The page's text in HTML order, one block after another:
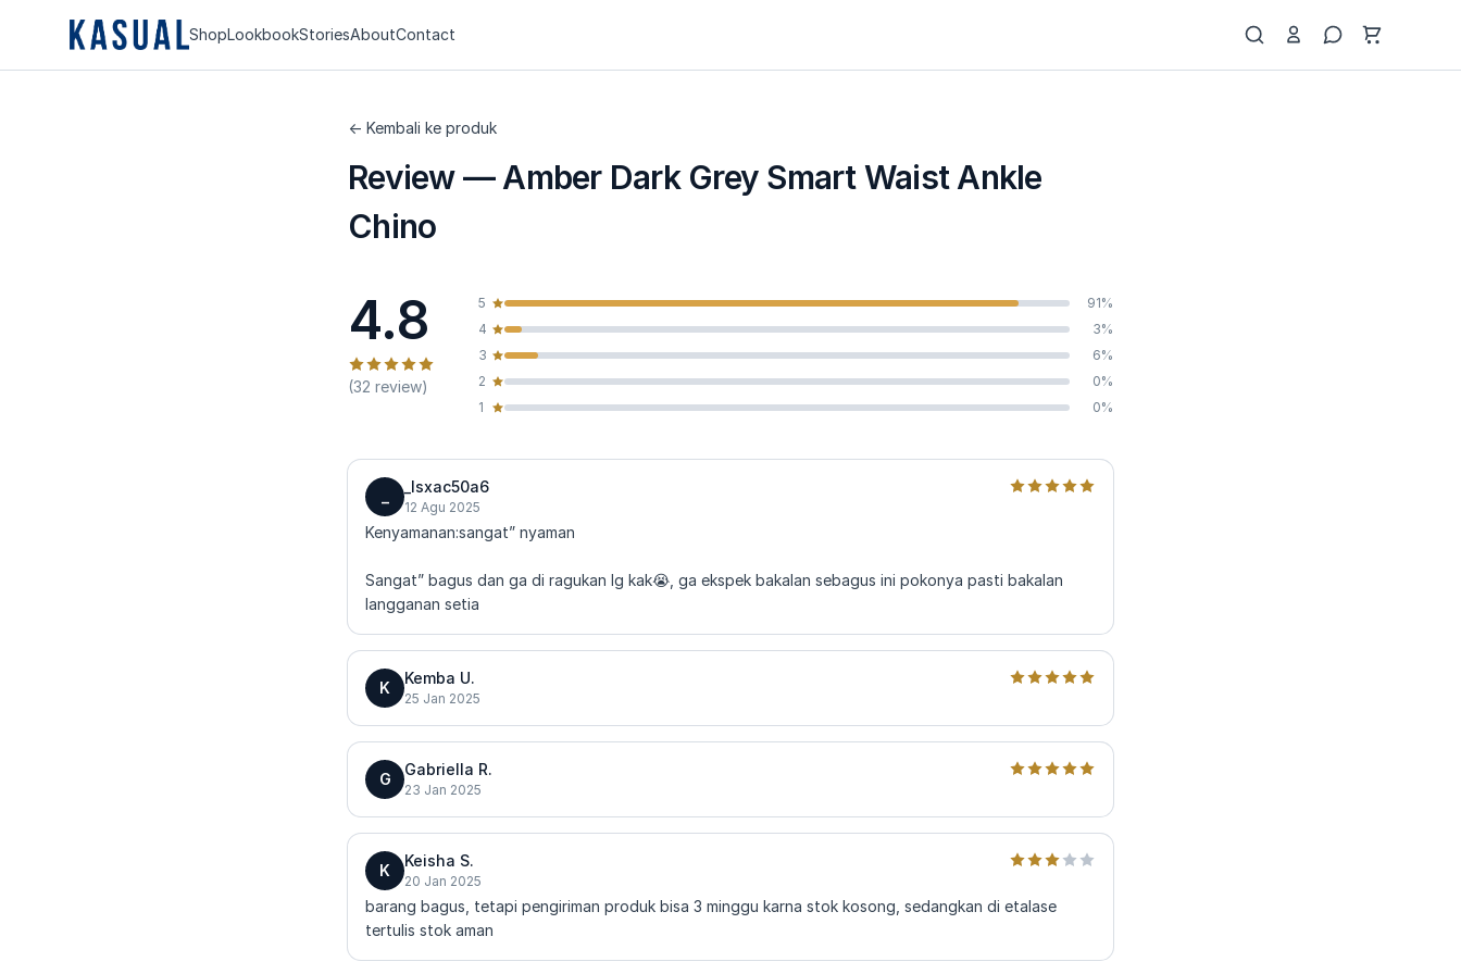
ShopLookbookStoriesAboutContact
← Kembali ke produk
Review —Amber Dark Grey Smart Waist Ankle
Chino
4.8
(32 review)
5
91%
4
3%
3
6%
2
0%
1
0%
_lsxac50a6
12 Agu 2025
Kenyamanan:sangat” nyaman
Sangat” bagus dan ga di ragukan lg kak😭, ga ekspek bakalan sebagus ini pokonya pasti bakalan
langganan setia
K
Kemba U.
25 Jan 2025
G
Gabriella R.
23 Jan 2025
K
Keisha S.
20 Jan 2025
barang bagus, tetapi pengiriman produk bisa 3 minggu karna stok kosong, sedangkan di etalase
tertulis stok aman